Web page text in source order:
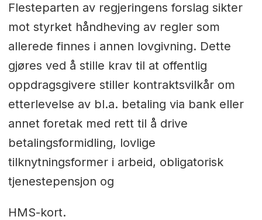
Flesteparten av regjeringens forslag sikter
mot styrket håndheving av regler som
allerede finnes i annen lovgivning. Dette
gjøres ved å stille krav til at offentlig
oppdragsgivere stiller kontraktsvilkår om
etterlevelse av bl.a. betaling via bank eller
annet foretak med rett til å drive
betalingsformidling, lovlige
tilknytningsformer i arbeid, obligatorisk
tjenestepensjon og
HMS-kort.